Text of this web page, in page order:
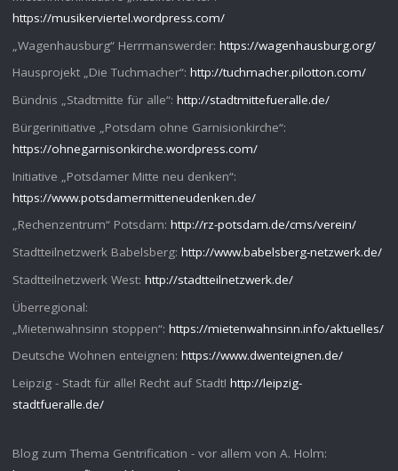
https://musikerviertel.wordpress.com/
„Wagenhausburg“ Herrmanswerder: https://wagenhausburg.org/
Hausprojekt „Die Tuchmacher“: http://tuchmacher.pilotton.com/
Bündnis „Stadtmitte für alle“: http://stadtmittefueralle.de/
Bürgerinitiative „Potsdam ohne Garnisionkirche“:
https://ohnegarnisonkirche.wordpress.com/
Initiative „Potsdamer Mitte neu denken“:
https://www.potsdamermitteneudenken.de/
„Rechenzentrum“ Potsdam: http://rz-potsdam.de/cms/verein/
Stadtteilnetzwerk Babelsberg: http://www.babelsberg-netzwerk.de/
Stadtteilnetzwerk West: http://stadtteilnetzwerk.de/
Überregional:
„Mietenwahnsinn stoppen“: https://mietenwahnsinn.info/aktuelles/
Deutsche Wohnen enteignen: https://www.dwenteignen.de/
Leipzig - Stadt für alle! Recht auf Stadt! http://leipzig-
stadtfueralle.de/
Blog zum Thema Gentrification - vor allem von A. Holm: